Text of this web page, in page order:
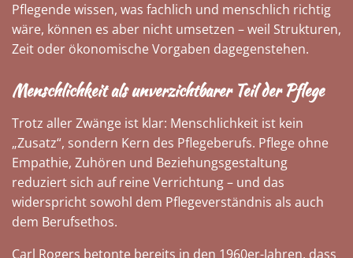
Pflegende wissen, was fachlich und menschlich richtig
wäre, können es aber nicht umsetzen – weil Strukturen,
Zeit oder ökonomische Vorgaben dagegenstehen.
Menschlichkeit als unverzichtbarer Teil der Pflege
Trotz aller Zwänge ist klar: Menschlichkeit ist kein
„Zusatz“, sondern Kern des Pflegeberufs. Pflege ohne
Empathie, Zuhören und Beziehungsgestaltung
reduziert sich auf reine Verrichtung – und das
widerspricht sowohl dem Pflegeverständnis als auch
dem Berufsethos.
Carl Rogers betonte bereits in den 1960er-Jahren, dass